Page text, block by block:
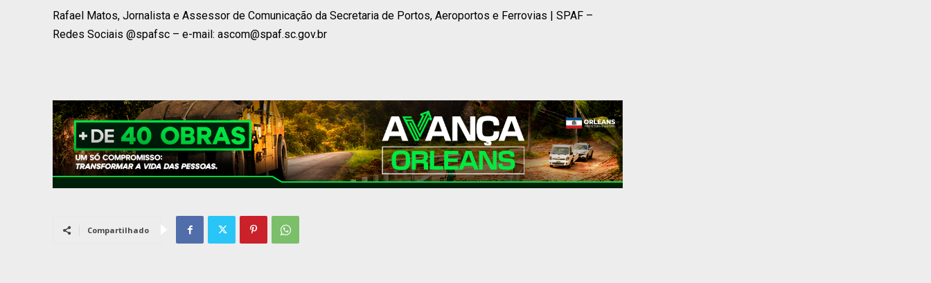
Rafael Matos, Jornalista e Assessor de Comunicação da Secretaria de Portos, Aeroportos e Ferrovias | SPAF –
Redes Sociais @spafsc – e-mail: ascom@spaf.sc.gov.br
Compartilhado